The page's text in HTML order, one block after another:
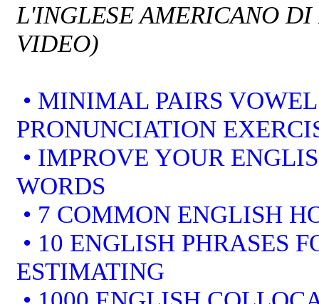
L'INGLESE AMERICANO DI
VIDEO)
• MINIMAL PAIRS
PRONUNCIATION
• IMPROVE YOUR
WORDS
• 7 COMMON ENGLISH
• 10 ENGLISH PHRASES
ESTIMATING